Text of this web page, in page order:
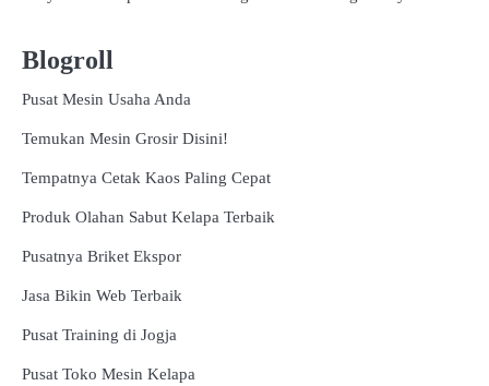
Blogroll
Pusat Mesin Usaha Anda
Temukan Mesin Grosir Disini!
Tempatnya Cetak Kaos Paling Cepat
Produk Olahan Sabut Kelapa Terbaik
Pusatnya Briket Ekspor
Jasa Bikin Web Terbaik
Pusat Training di Jogja
Pusat Toko Mesin Kelapa